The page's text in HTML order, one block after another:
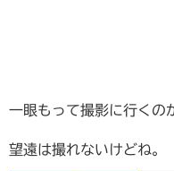
一眼もって撮影に行く
望遠は撮れないけどね。